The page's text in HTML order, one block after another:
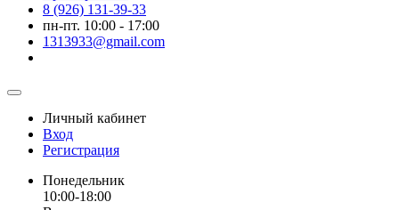
8 (926) 131-39-33
пн-пт. 10:00 - 17:00
1313933@gmail.com
Личный кабинет
Вход
Регистрация
Понедельник
10:00-18:00